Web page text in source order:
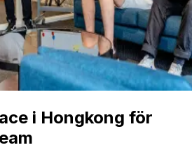
i Hongkong för